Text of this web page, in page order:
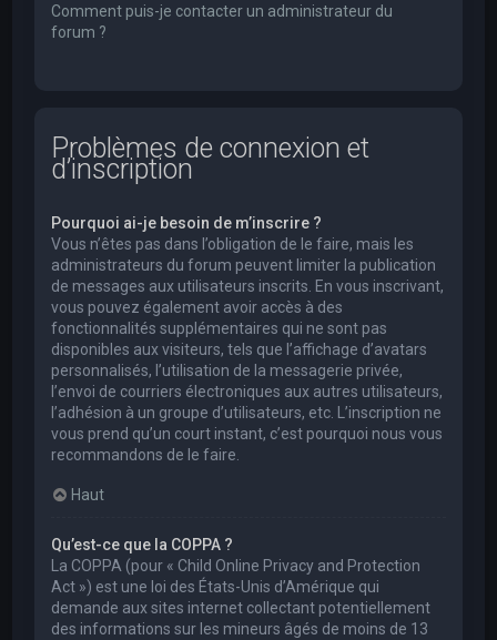
Comment puis-je contacter un administrateur du
forum ?
Problèmes de connexion et
d’inscription
Pourquoi ai-je besoin de m’inscrire ?
Vous n’êtes pas dans l’obligation de le faire, mais les
administrateurs du forum peuvent limiter la publication
de messages aux utilisateurs inscrits. En vous inscrivant,
vous pouvez également avoir accès à des
fonctionnalités supplémentaires qui ne sont pas
disponibles aux visiteurs, tels que l’affichage d’avatars
personnalisés, l’utilisation de la messagerie privée,
l’envoi de courriers électroniques aux autres utilisateurs,
l’adhésion à un groupe d’utilisateurs, etc. L’inscription ne
vous prend qu’un court instant, c’est pourquoi nous vous
recommandons de le faire.
Haut
Qu’est-ce que la COPPA ?
La COPPA (pour « Child Online Privacy and Protection
Act ») est une loi des États-Unis d’Amérique qui
demande aux sites internet collectant potentiellement
des informations sur les mineurs âgés de moins de 13